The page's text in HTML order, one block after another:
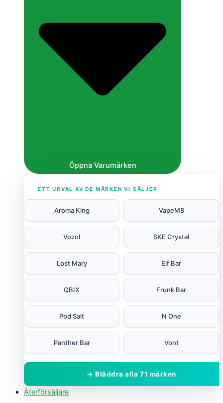
Öppna Varumärken
ETT URVAL AV DE MÄRKEN VI SÄLJER
Aroma King VapeM8
Vozol SKE Crystal
Lost Mary Elf Bar
QBIX Frunk Bar
Pod Salt N One
Panther Bar Vont
→ Bläddra alla 71 märken
Återförsäljare